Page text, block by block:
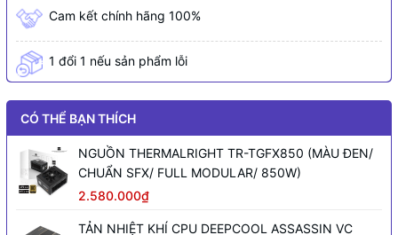
Cam kết chính hãng 100%
1 đổi 1 nếu sản phẩm lỗi
CÓ THỂ BẠN THÍCH
NGUỒN THERMALRIGHT TR-TGFX850 (MÀU ĐEN/
CHUẨN SFX/ FULL MODULAR/ 850W)
2.580.000₫
TẢN NHIỆT KHÍ CPU DEEPCOOL ASSASSIN VC